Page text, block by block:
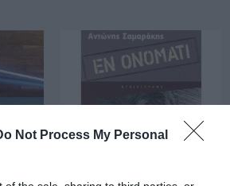
Not Process My Personal